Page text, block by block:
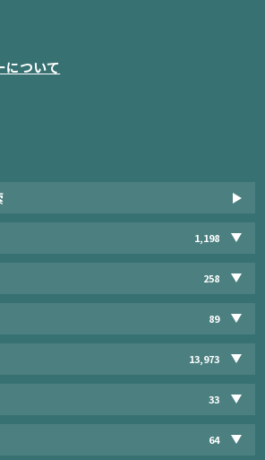
について
1,198
258
89
13,973
33
64